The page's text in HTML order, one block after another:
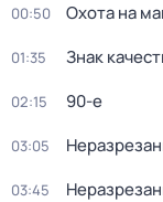
00:50 Охота на
01:35 Знак
02:15 90-е
03:05
03:45